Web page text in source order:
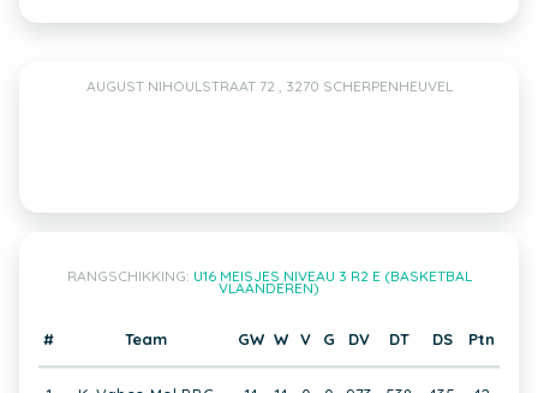
AUGUST NIHOULSTRAAT 72 , 3270 SCHERPENHEUVEL
RANGSCHIKKING: U16 MEISJES NIVEAU 3 R2 E (BASKETBAL
VLAANDEREN)
# Team GW W V G DV DT DS Ptn